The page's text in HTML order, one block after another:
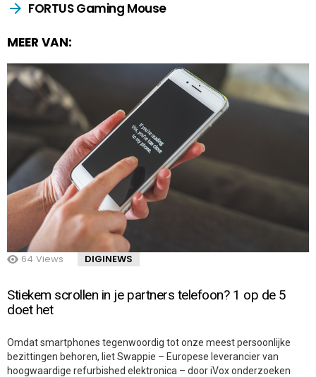
FORTUS Gaming Mouse
MEER VAN:
64 Views DIGINEWS
Stiekem scrollen in je partners telefoon? 1 op de 5
doet het
Omdat smartphones tegenwoordig tot onze meest persoonlijke
bezittingen behoren, liet Swappie – Europese leverancier van
hoogwaardige refurbished elektronica – door iVox onderzoeken